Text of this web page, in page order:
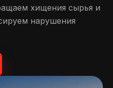
хищения сырья и
нарушения